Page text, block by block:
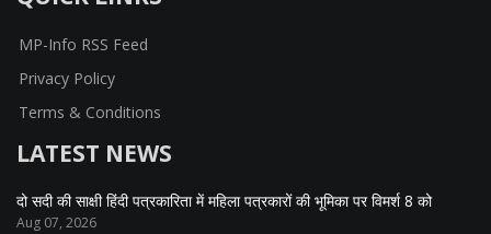
MP-Info RSS Feed
Privacy Policy
Terms & Conditions
LATEST NEWS
दो सदी की साक्षी हिंदी पत्रकारिता में महिला पत्रकारों की भूमिका पर विमर्श 8 को
Aug 07, 2026